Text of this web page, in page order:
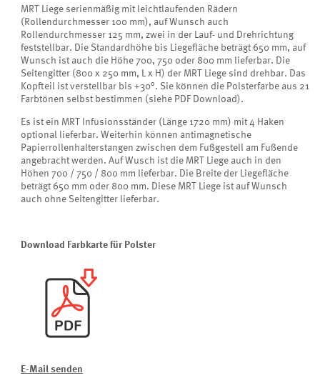
MRT Liege serienmäßig mit leichtlaufenden Rädern
(Rollendurchmesser 100 mm), auf Wunsch auch
Rollendurchmesser 125 mm, zwei in der Lauf- und Drehrichtung
feststellbar. Die Standardhöhe bis Liegefläche beträgt 650 mm, auf
Wunsch ist auch die Höhe 700, 750 oder 800 mm lieferbar. Die
Seitengitter (800 x 250 mm, L x H) der MRT Liege sind drehbar. Das
Kopfteil ist verstellbar bis +30°. Sie können die Polsterfarbe aus 21
Farbtönen selbst bestimmen (siehe PDF Download).
Es ist ein MRT Infusionsständer (Länge 1720 mm) mit 4 Haken
optional lieferbar. Weiterhin können antimagnetische
Papierrollenhalterstangen zwischen dem Fußgestell am Fußende
angebracht werden. Auf Wusch ist die MRT Liege auch in den
Höhen 700 / 750 / 800 mm lieferbar. Die Breite der Liegefläche
beträgt 650 mm oder 800 mm. Diese MRT Liege ist auf Wunsch
auch ohne Seitengitter lieferbar.
Download Farbkarte für Polster
E-Mail senden